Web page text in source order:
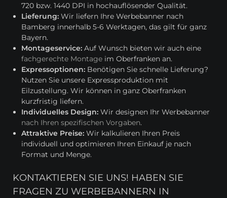
720 bzw. 1440 DPI in hochauflösender Qualität.
Lieferung:Wir liefern Ihre Werbebanner nach
Bamberg innerhalb 5-6 Werktagen, das gilt für ganz
Bayern.
Montageservice:Auf Wunsch bieten wir auch eine
fachgerechte Montage im Oberfranken an.
Expressoptionen: Benötigen Sie schnelle Lieferung?
Nutzen Sie unsere Expressproduktion mit
Eilzustellung. Wir können in ganz Oberfranken
kurzfristig liefern.
Individuelles Design:Wir designen Ihr Werbebanner
nach Ihren spezifischen Vorgaben.
Attraktive Preise:Wir kalkulieren Ihren Preis
individuell und optimieren Ihren Einkauf je nach
Format und Menge.
KONTAKTIEREN SIE UNS! HABEN SIE
FRAGEN ZU WERBEBANNERN IN